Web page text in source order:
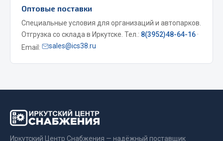
Двигатель
Мост задний
Система питания
Система выпуска газа
Весь раздел
Оптовые поставки
Специальные условия для организаций и автопарков.
Отгрузка со склада в Иркутске. Тел.: 8(3952)48-64-16 ·
Email:
sales@ics38.ru
Иркутский Центр Снабжения — надёжный поставщик